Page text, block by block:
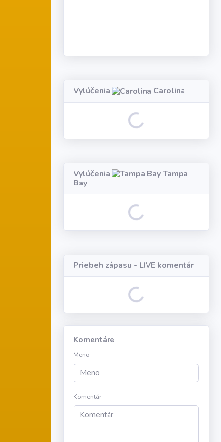
Vylúčenia Carolina
Loading...
Vylúčenia
Tampa
Bay
Loading...
Priebeh zápasu - LIVE komentár
Loading...
Komentáre
Meno
Komentár